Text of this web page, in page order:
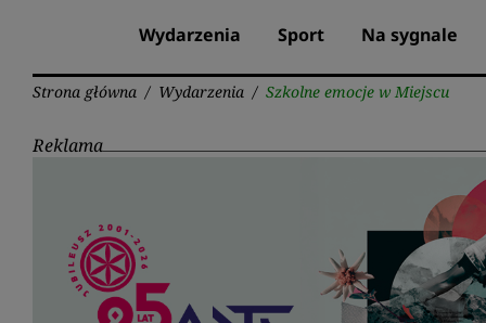
Wydarzenia Sport Na sygnale
Strona główna / Wydarzenia / Szkolne emocje w Miejscu
Reklama